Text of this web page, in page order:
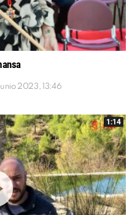
junio 2023, 13:46
1:14